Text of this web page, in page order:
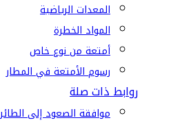
المعدات الرياضية
المواد الخطرة
أمتعة من نوع خاص
رسوم الأمتعة في المطار
روابط ذات صلة
موافقة الصعود إلى